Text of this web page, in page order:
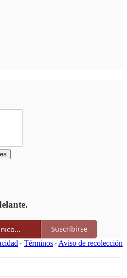
Suscribirse
∙ Términos ∙ Aviso de recolección